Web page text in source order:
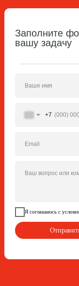
Заполните
вашу задачу
Ваше имя
+7
Email
Ваш вопрос или
Я соглашаюсь с